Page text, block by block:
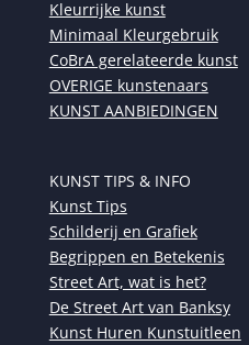
Kleurrijke kunst
Minimaal Kleurgebruik
CoBrA gerelateerde kunst
OVERIGE kunstenaars
KUNST AANBIEDINGEN
KUNST TIPS & INFO
Kunst Tips
Schilderij en Grafiek
Begrippen en Betekenis
Street Art, wat is het?
De Street Art van Banksy
Kunst Huren Kunstuitleen